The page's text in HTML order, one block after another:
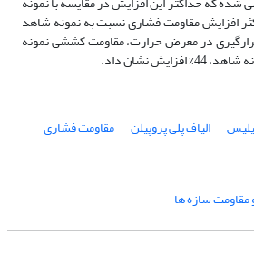
افزایش مقاومت فشاری نسبت به نمونه شاهد
قرارگیری در معرض حرارت، مقاومت کششی نمونه
نشان داد.
الیاف پلی پروپیلن مقاومت فشاری
سازه ها